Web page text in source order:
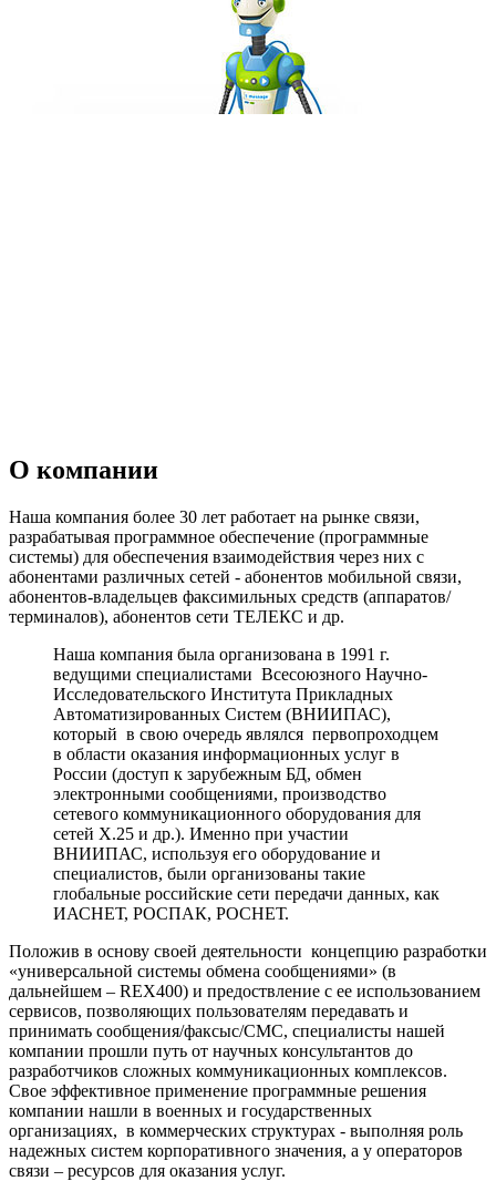
О компании
Наша компания более 30 лет работает на рынке связи,
разрабатывая программное обеспечение (программные
системы) для обеспечения взаимодействия через них с
абонентами различных сетей - абонентов мобильной связи,
абонентов-владельцев факсимильных средств (аппаратов/
терминалов), абонентов сети ТЕЛЕКС и др.
Наша компания была организована в 1991 г.
ведущими специалистами Всесоюзного Научно-
Исследовательского Института Прикладных
Автоматизированных Систем (ВНИИПАС),
который в свою очередь являлся первопроходцем
в области оказания информационных услуг в
России (доступ к зарубежным БД, обмен
электронными сообщениями, производство
сетевого коммуникационного оборудования для
сетей Х.25 и др.). Именно при участии
ВНИИПАС, используя его оборудование и
специалистов, были организованы такие
глобальные российские сети передачи данных, как
ИАСНЕТ, РОСПАК, РОСНЕТ.
Положив в основу своей деятельности концепцию разработки
«универсальной системы обмена сообщениями» (в
дальнейшем – REX400) и предоствление с ее использованием
сервисов, позволяющих пользователям передавать и
принимать сообщения/факсыс/СМС, специалисты нашей
компании прошли путь от научных консультантов до
разработчиков сложных коммуникационных комплексов.
Свое эффективное применение программные решения
компании нашли в военных и государственных
организациях, в коммерческих структурах - выполняя роль
надежных систем корпоративного значения, а у операторов
связи – ресурсов для оказания услуг.